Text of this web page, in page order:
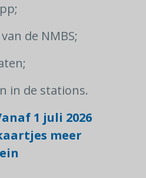
de NMBS;
in de stations.
1 juli 2026
meer